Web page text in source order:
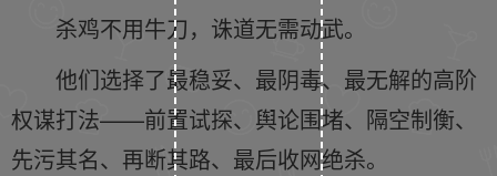
杀鸡不用牛刀，诛道无需动武。
他们选择了最稳妥、最阴毒、最无解的高阶
权谋打法——前置试探、舆论围堵、隔空制衡、
先污其名、再断其路、最后收网绝杀。